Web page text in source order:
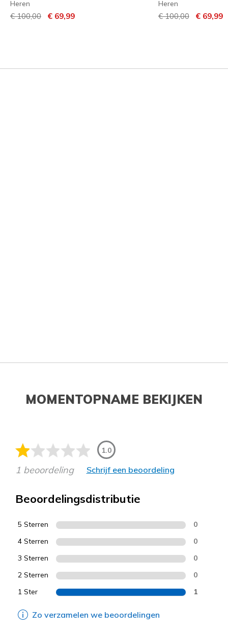
Heren
Prijs verlaagd van
€ 100,00 naar
€ 69,99
Heren
Prijs verlaagd van
€ 100,00naar
€ 69,99
MOMENTOPNAME BEKIJKEN
1.0
1 beoordeling Schrijf een beoordeling
Beoordelingsdistributie
5 Sterren 0
4 Sterren 0
3 Sterren 0
2 Sterren 0
1 Ster 1
Zo verzamelen we beoordelingen